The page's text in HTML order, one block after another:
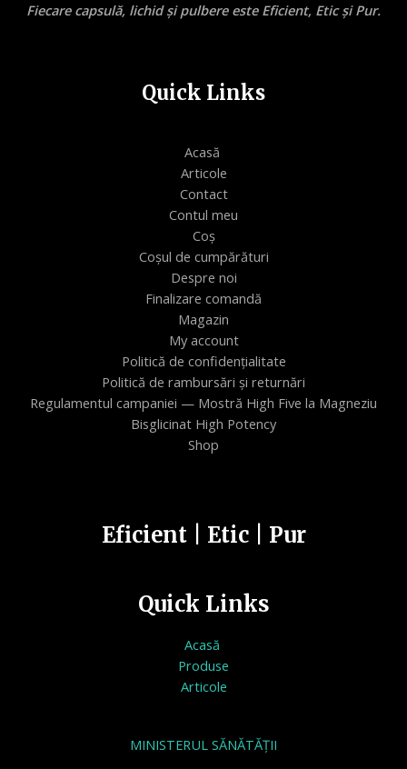
Fiecare capsulă, lichid și pulbere este Eficient, Etic și Pur.
Quick Links
Acasă
Articole
Contact
Contul meu
Coș
Coșul de cumpărături
Despre noi
Finalizare comandă
Magazin
My account
Politică de confidențialitate
Politică de rambursări și returnări
Regulamentul campaniei — Mostră High Five la Magneziu
Bisglicinat High Potency
Shop
Eficient | Etic | Pur
Quick Links
Acasă
Produse
Articole
MINISTERUL SĂNĂTĂȚII